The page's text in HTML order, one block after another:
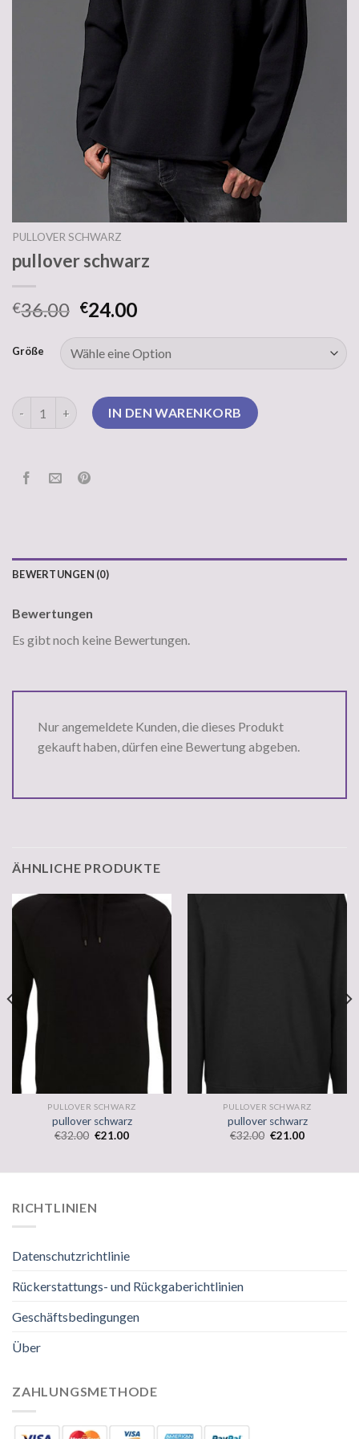
PULLOVER SCHWARZ
pullover schwarz
€36.00 €24.00
Größe
pullover schwarz MengeIN DEN WARENKORB
BEWERTUNGEN (0)
Bewertungen
Es gibt noch keine Bewertungen.
Nur angemeldete Kunden, die dieses Produkt
gekauft haben, dürfen eine Bewertung abgeben.
ÄHNLICHE PRODUKTE
PULLOVER SCHWARZ
pullover schwarz
€32.00 €21.00
PULLOVER SCHWARZ
pullover schwarz
€32.00 €21.00
RICHTLINIEN
Datenschutzrichtlinie
Rückerstattungs- und Rückgaberichtlinien
Geschäftsbedingungen
Über
ZAHLUNGSMETHODE